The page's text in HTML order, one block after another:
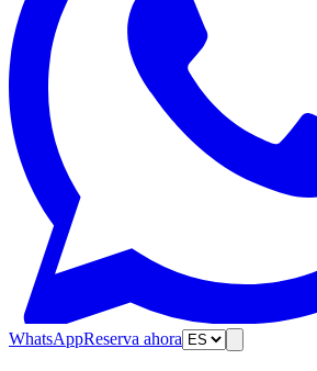
WhatsAppReserva ahora